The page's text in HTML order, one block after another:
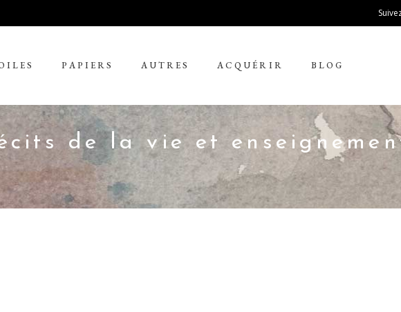
PAPIERS AUTRES ACQUÉRIR BLOG
de la vie et